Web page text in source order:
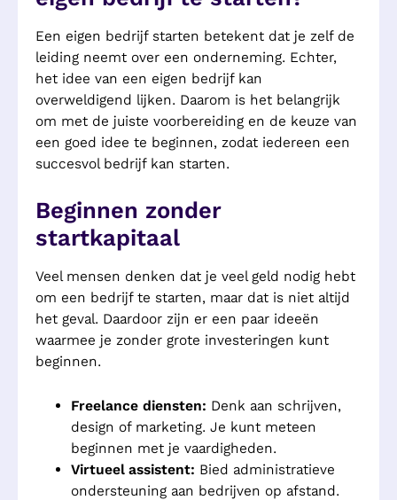
Een eigen bedrijf starten betekent dat je zelf de
leiding neemt over een onderneming. Echter,
het idee van een eigen bedrijf kan
overweldigend lijken. Daarom is het belangrijk
om met de juiste voorbereiding en de keuze van
een goed idee te beginnen, zodat iedereen een
succesvol bedrijf kan starten.
Beginnen zonder
startkapitaal
Veel mensen denken dat je veel geld nodig hebt
om een bedrijf te starten, maar dat is niet altijd
het geval. Daardoor zijn er een paar ideeën
waarmee je zonder grote investeringen kunt
beginnen.
Freelance diensten: Denk aan schrijven,
design of marketing. Je kunt meteen
beginnen met je vaardigheden.
Virtueel assistent: Bied administratieve
ondersteuning aan bedrijven op afstand.